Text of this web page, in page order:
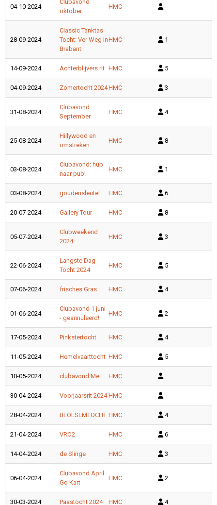
04-10-2024
Clubavond
oktober
HMC
28-09-2024
Classic Tanktas
Tocht: Ver Weg In
Brabant
HMC 1
14-09-2024 Achterblijvers rit HMC 5
04-09-2024 Zomertocht 2024HMC 3
31-08-2024
Clubavond
September
HMC 4
25-08-2024
Hillywood en
omstreken
HMC 8
03-08-2024
Clubavond: hup
naar pub!
HMC 1
03-08-2024 goudensleutel HMC 6
20-07-2024 Gallery Tour HMC 8
05-07-2024
Clubweekend
2024
HMC 3
22-06-2024
Langste Dag
Tocht 2024
HMC 5
07-06-2024 frisches Gras HMC 4
01-06-2024
Clubavond 1 juni
- geannuleerd!
HMC 2
17-05-2024 Pinkstertocht HMC 4
11-05-2024 Hemelvaarttocht HMC 5
10-05-2024 clubavond Mei HMC
30-04-2024 Voorjaarsrit 2024 HMC
28-04-2024 BLOESEMTOCHT HMC 4
21-04-2024 VRO2 HMC 6
14-04-2024 de Slinge HMC 3
06-04-2024
Clubavond April
Go Kart
HMC 2
30-03-2024 Paastocht 2024 HMC 4